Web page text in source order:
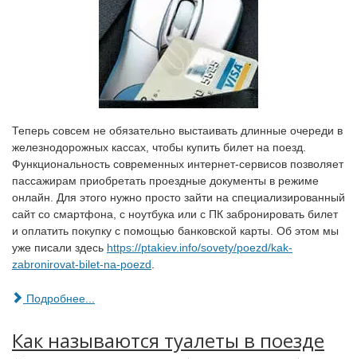
Теперь совсем не обязательно выстаивать длинные очереди в
железнодорожных кассах, чтобы купить билет на поезд.
Функциональность современных интернет-сервисов позволяет
пассажирам приобретать проездные документы в режиме
онлайн. Для этого нужно просто зайти на специализированный
сайт со смартфона, с ноутбука или с ПК забронировать билет
и оплатить покупку с помощью банковской карты. Об этом мы
уже писали здесь https://ptakiev.info/sovety/poezd/kak-
zabronirovat-bilet-na-poezd
Подробнее...
Как называются туалеты в поезде